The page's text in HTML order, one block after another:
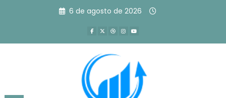
6 de agosto de 2026